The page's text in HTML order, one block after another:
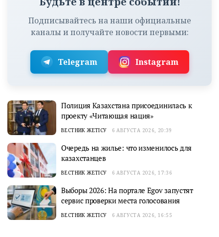
Подписывайтесь на наши официальные
каналы и получайте новости первыми:
Telegram Instagram
Полиция Казахстана присоединилась к
проекту «Читающая нация»
ВЕСТНИК ЖЕТІСУ 6 АВГУСТА 2026, 20:39
Очередь на жилье: что изменилось для
казахстанцев
ВЕСТНИК ЖЕТІСУ 6 АВГУСТА 2026, 17:36
Выборы 2026: На портале Egov запустят
сервис проверки места голосования
ВЕСТНИК ЖЕТІСУ 6 АВГУСТА 2026, 16:55